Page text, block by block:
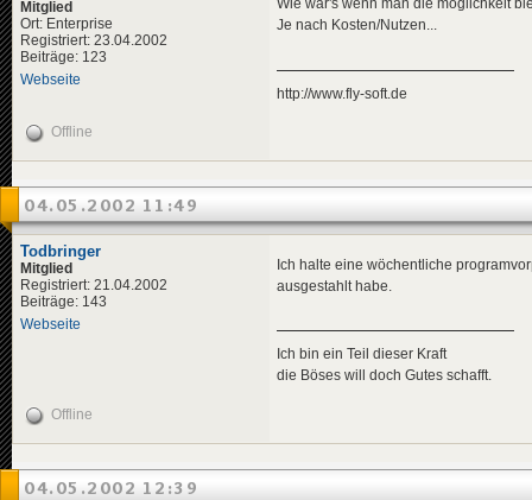
Mitglied
Ort: Enterprise
Registriert: 23.04.2002
Beiträge: 123
Webseite
Wie wär's wenn man die möglichkeit
Je nach Kosten/Nutzen...
http://www.fly-soft.de
Offline
04.05.2002 11:49
Todbringer
Mitglied
Registriert: 21.04.2002
Beiträge: 143
Webseite
Ich halte eine wöchentliche
ausgestahlt habe.
Ich bin ein Teil dieser Kraft
die Böses will doch Gutes schafft.
Offline
04.05.2002 12:39